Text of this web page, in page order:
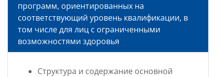
программ, ориентированных на
соответствующий уровень квалификации, в
том числе для лиц с ограниченными
возможностями здоровья
Структура и содержание основной